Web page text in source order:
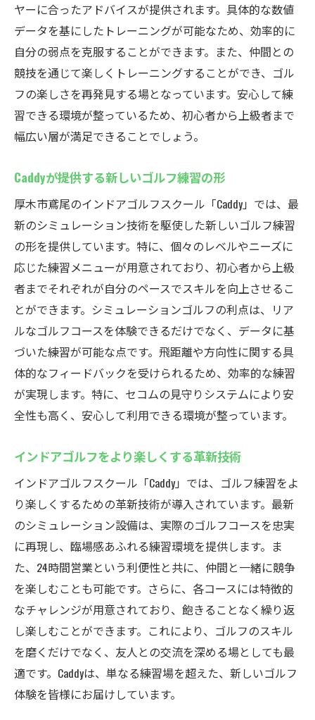
ヤーに合ったアドバイスが提供されます。具体的な数値
データを基にしたトレーニングが可能なため、効率的に
自分の弱点を克服することができます。また、仲間との
競技を通じて楽しくトレーニングすることができ、ゴル
フの楽しさを再発見する場となっています。安心して練
習できる環境が整っているため、初心者から上級者まで
幅広い層が満足できることでしょう。
Caddyが提供する新しいゴルフ練習の形
厚木市鳶尾のインドアゴルフスクール「Caddy」では、最
新のシミュレーション技術を駆使した新しいゴルフ練習
の形を提供しています。特に、個々のレベルやニーズに
応じた練習メニューが用意されており、初心者から上級
者までそれぞれが自分のペースでスキルを向上させるこ
とができます。シミュレーションゴルフの利点は、リア
ルなゴルフコースを体験できるだけでなく、データに基
づいた練習が可能な点です。飛距離や方向性に関する具
体的なフィードバックを受けられるため、効率的な練習
が実現します。特に、セコムの見守りシステムにより安
全性も高く、安心して利用できる環境が整っています。
インドアゴルフをより楽しくする革新技術
インドアゴルフスクール「Caddy」では、ゴルフ練習をよ
り楽しくするための革新技術が導入されています。最新
のシミュレーション設備は、実際のゴルフコースを忠実
に再現し、臨場感あふれる練習環境を提供します。ま
た、24時間営業という利便性と共に、仲間と一緒に競争
を楽しむことも可能です。さらに、各コースには特徴的
なチャレンジが用意されており、飽きることなく繰り返
し楽しむことができます。これにより、ゴルフのスキル
を磨くだけでなく、友人との交流を深める場としても最
適です。Caddyは、単なる練習場を超えた、新しいゴルフ
体験を皆様にお届けしています。